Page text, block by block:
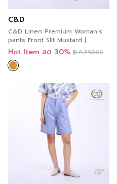
C&D
C&D Linen Premium Woman’s
pants Front Slit Mustard |
กางเกงผู้หญิง ลินิน พรีเมียม ขายาว
สีเหลือง C9XXDY
Hot Item ลด 30% ฿2,790.00